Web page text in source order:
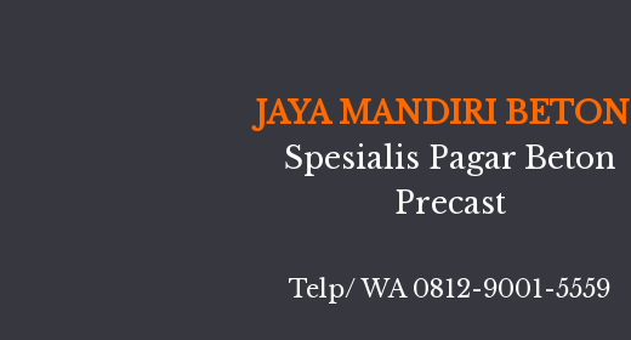
JAYA MANDIRI BETON
Spesialis Pagar Beton
Precast
Telp/ WA 0812-9001-5559